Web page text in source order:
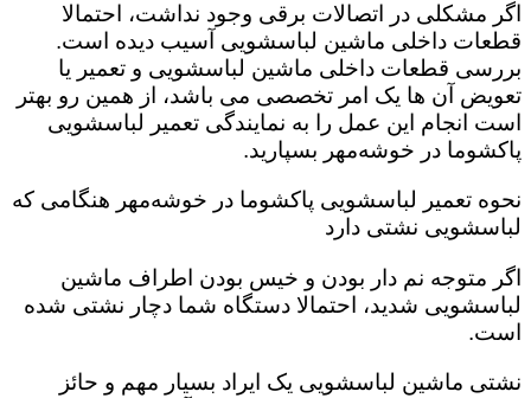
اگر مشکلی در اتصالات برقی وجود نداشت، احتمالا
قطعات داخلی ماشین لباسشویی آسیب دیده است‌.
بررسی قطعات داخلی ماشین لباسشویی و تعمیر یا
تعویض آن ها یک امر تخصصی می باشد، از همین رو بهتر
است انجام این عمل را به نمایندگی تعمیر لباسشویی
پاکشوما در خوشه‌مهر بسپارید.
نحوه تعمیر لباسشویی پاکشوما در خوشه‌مهر هنگامی که
لباسشویی نشتی دارد
اگر متوجه نم دار بودن و خیس بودن اطراف ماشین
لباسشویی شدید، احتمالا دستگاه شما دچار نشتی شده
است‌.
نشتی ماشین لباسشویی یک ایراد بسیار مهم و حائز